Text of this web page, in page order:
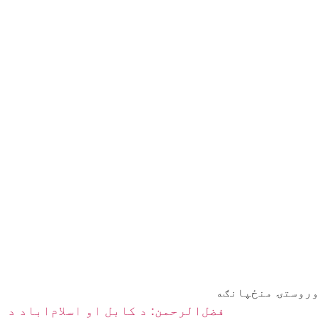
وروستۍ منځپانګه
فضل‌الرحمن: د کابل او اسلام‌اباد د